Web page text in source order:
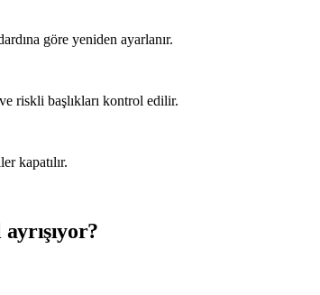
göre yeniden ayarlanır.
riskli başlıkları kontrol edilir.
kapatılır.